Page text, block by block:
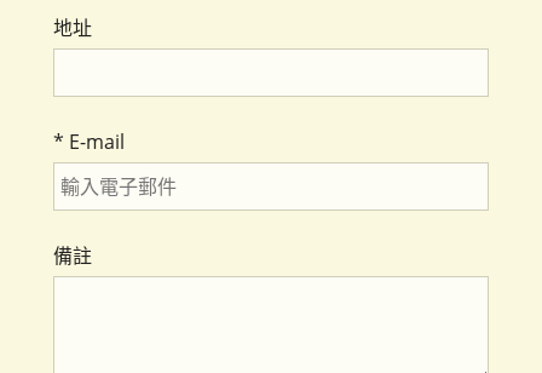
地址
* E-mail
備註